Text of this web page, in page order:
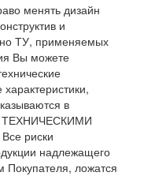
менять дизайн
и
ТУ, применяемых
Вы можете
в
с ТЕХНИЧЕСКИМИ
риски
надлежащего
Покупателя, ложатся